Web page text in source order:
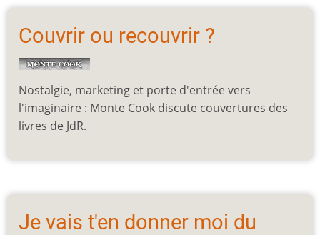
Couvrir ou recouvrir ?
Nostalgie, marketing et porte d'entrée vers
l'imaginaire : Monte Cook discute couvertures des
livres de JdR.
Je vais t'en donner moi du